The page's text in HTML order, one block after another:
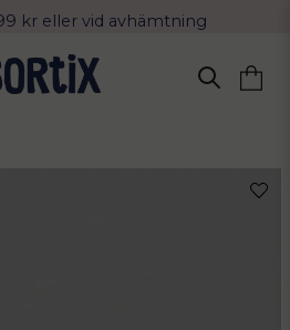
kr eller vid avhämtning
med Postnord